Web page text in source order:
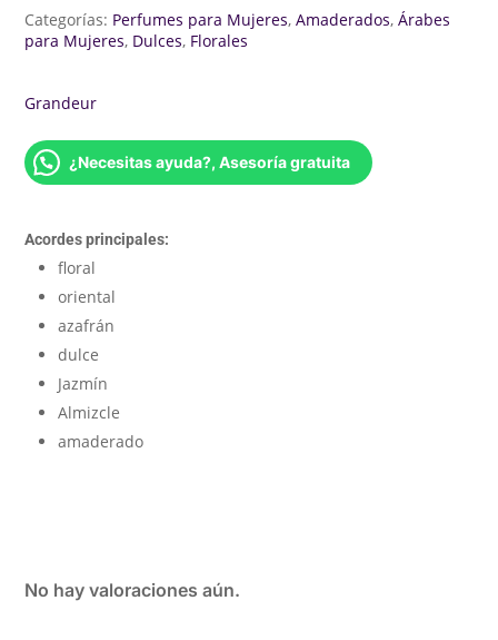
Categorías: Perfumes para Mujeres,Amaderados,Árabes
para Mujeres, Dulces, Florales
Grandeur
¿Necesitas ayuda?, Asesoría gratuita
Acordes principales:
floral
oriental
azafrán
dulce
Jazmín
Almizcle
amaderado
No hay valoraciones aún.